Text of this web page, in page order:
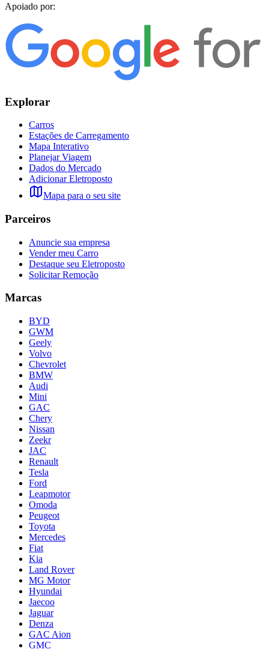
Apoiado por:
Explorar
Carros
Estações de Carregamento
Mapa Interativo
Planejar Viagem
Dados do Mercado
Adicionar Eletroposto
Mapa para o seu site
Parceiros
Anuncie sua empresa
Vender meu Carro
Destaque seu Eletroposto
Solicitar Remoção
Marcas
BYD
GWM
Geely
Volvo
Chevrolet
BMW
Audi
Mini
GAC
Chery
Nissan
Zeekr
JAC
Renault
Tesla
Ford
Leapmotor
Omoda
Peugeot
Toyota
Mercedes
Fiat
Kia
Land Rover
MG Motor
Hyundai
Jaecoo
Jaguar
Denza
GAC Aion
GMC